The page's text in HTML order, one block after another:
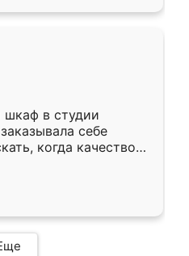
шкаф в студии
себе
когда качеством
кухня уже почти